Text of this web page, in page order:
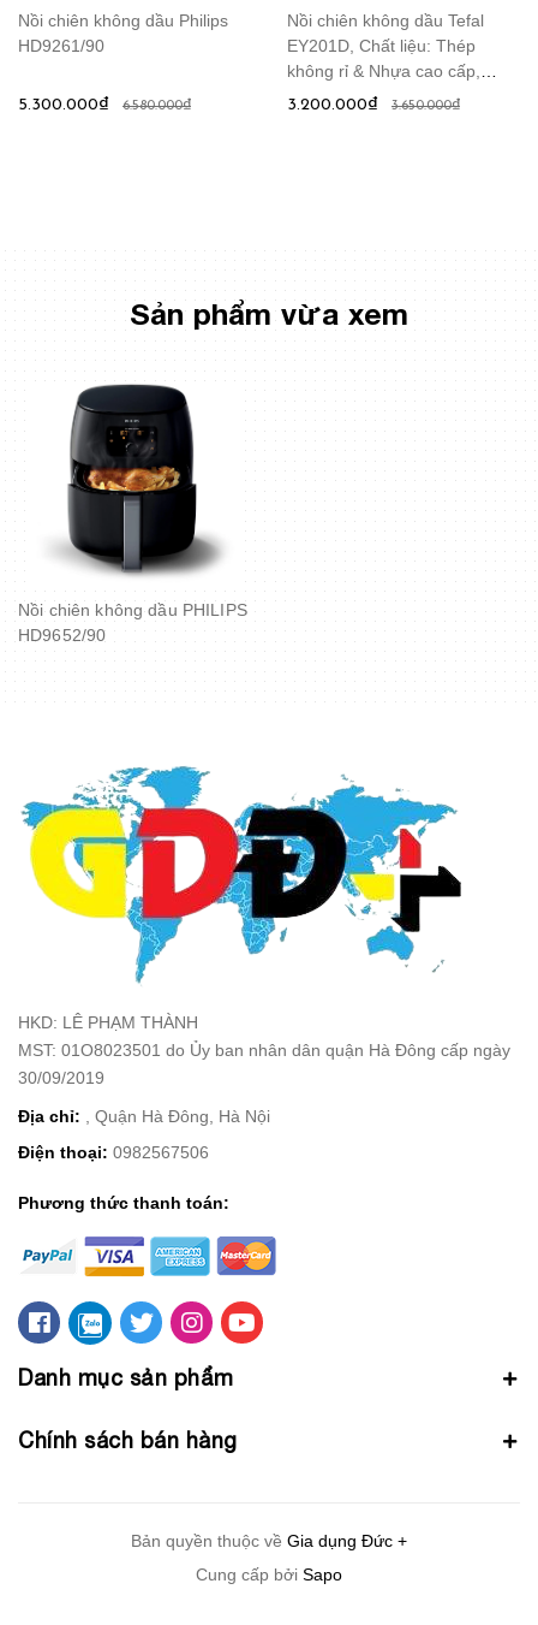
Nồi chiên không dầu Philips
HD9261/90
5.300.000₫ 6.580.000₫
Nồi chiên không dầu Tefal
EY201D, Chất liệu: Thép
không rỉ & Nhựa cao cấp,
dùng được 4 chức năng nấu
3.200.000₫ 3.650.000₫
Sản phẩm vừa xem
Nồi chiên không dầu PHILIPS
HD9652/90
HKD: LÊ PHẠM THÀNH
MST: 01O8023501 do Ủy ban nhân dân quận Hà Đông cấp ngày
30/09/2019
Địa chỉ: , Quận Hà Đông, Hà Nội
Điện thoại: 0982567506
Phương thức thanh toán:
Danh mục sản phẩm
Chính sách bán hàng
Bản quyền thuộc về Gia dụng Đức +
Cung cấp bởi Sapo